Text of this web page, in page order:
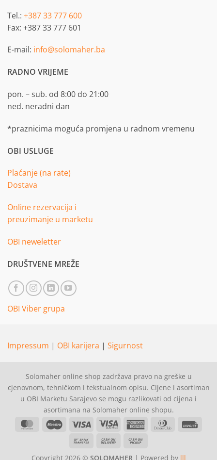
Tel.: +387 33 777 600
Fax: +387 33 777 601
E-mail: info@solomaher.ba
RADNO VRIJEME
pon. – sub. od 8:00 do 21:00
ned. neradni dan
*praznicima moguća promjena u radnom vremenu
OBI USLUGE
Plaćanje (na rate)
Dostava
Online rezervacija i
preuzimanje u marketu
OBI neweletter
DRUŠTVENE MREŽE
OBI Viber grupa
Impressum | OBI karijera | Sigurnost
Solomaher online shop zadržava pravo na greške u
cjenovnom, tehničkom i tekstualnom opisu. Cijene i asortiman
u OBI Marketu Sarajevo se mogu razlikovati od cijena i
asortimana na Solomaher online shopu.
MasterCardMaestro Visa
Visa
American Dinners
Bank
Cash
Copyright 2026 © SOLOMAHER | Powered by lll